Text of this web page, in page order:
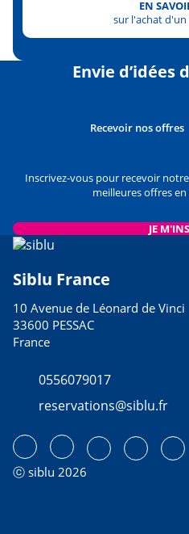
EN
sur l'achat
Envie d’idées
Recevoir nos offres
Inscrivez-vous pour recevoir
meilleures offres
JE
Siblu France
10 Avenue de Léonard de Vinci
33600 PESSAC
France
0556079017
reservations@siblu.fr
ⓒ siblu 2026